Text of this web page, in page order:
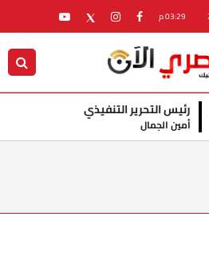
رئيس التحرير التنفيذي
أمين الجمال